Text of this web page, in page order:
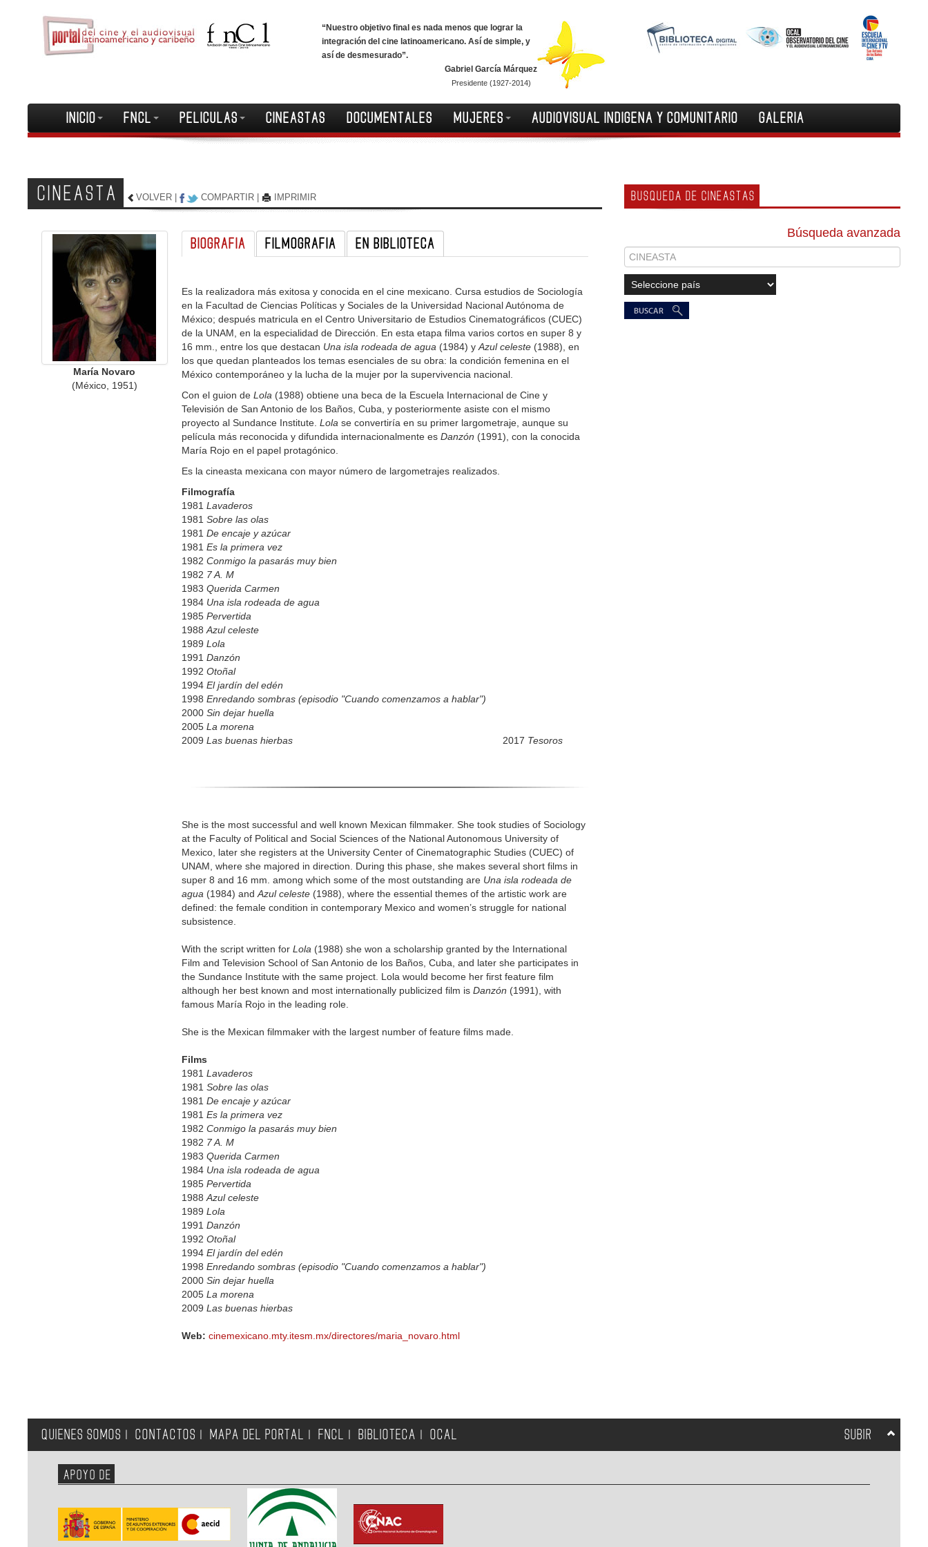
“Nuestro objetivo final es nada menos que lograr la
integración del cine latinoamericano. Así de simple, y
así de desmesurado”.
Gabriel García Márquez
Presidente (1927-2014)
INICIO FNCL PELICULAS CINEASTAS DOCUMENTALES MUJERES AUDIOVISUAL INDIGENA Y COMUNITARIO GALERIA
CINEASTA VOLVER COMPARTIR IMPRIMIR
María Novaro
(México, 1951)
BIOGRAFIA FILMOGRAFIA EN BIBLIOTECA
Es la realizadora más exitosa y conocida en el cine mexicano. Cursa estudios de Sociología
en la Facultad de Ciencias Políticas y Sociales de la Universidad Nacional Autónoma de
México; después matricula en el Centro Universitario de Estudios Cinematográficos (CUEC)
de la UNAM, en la especialidad de Dirección. En esta etapa filma varios cortos en super 8 y
16 mm., entre los que destacan Una isla rodeada de agua (1984) yAzul celeste (1988), en
los que quedan planteados los temas esenciales de su obra: la condición femenina en el
México contemporáneo y la lucha de la mujer por la supervivencia nacional.
Con el guion deLola (1988) obtiene una beca de la Escuela Internacional de Cine y
Televisión de San Antonio de los Baños, Cuba, y posteriormente asiste con el mismo
proyecto al Sundance Institute.Lola se convertiría en su primer largometraje, aunque su
película más reconocida y difundida internacionalmente esDanzón (1991), con la conocida
María Rojo en el papel protagónico.
Es la cineasta mexicana con mayor número de largometrajes realizados.
Filmografía
1981Lavaderos
1981Sobre las olas
1981De encaje y azúcar
1981Es la primera vez
1982Conmigo la pasarás muy bien
1982 7 A. M
1983Querida Carmen
1984 Una isla rodeada de agua
1985Pervertida
1988Azul celeste
1989Lola
1991Danzón
1992Otoñal
1994El jardín del edén
1998Enredando sombras (episodio "Cuando comenzamos a hablar")
2000Sin dejar huella
2005La morena
2009Las buenas hierbas 2017 Tesoros
She is the most successful and well known Mexican filmmaker. She took studies of Sociology
at the Faculty of Political and Social Sciences of the National Autonomous University of
Mexico, later she registers at the University Center of Cinematographic Studies (CUEC) of
UNAM, where she majored in direction. During this phase, she makes several short films in
super 8 and 16 mm. among which some of the most outstanding are Una isla rodeada de
agua (1984) andAzul celeste (1988), where the essential themes of the artistic work are
defined: the female condition in contemporary Mexico and women’s struggle for national
subsistence.
With the script written forLola (1988) she won a scholarship granted by the International
Film and Television School of San Antonio de los Baños, Cuba, and later she participates in
the Sundance Institute with the same project. Lola would become her first feature film
although her best known and most internationally publicized film isDanzón (1991), with
famous María Rojo in the leading role.
She is the Mexican filmmaker with the largest number of feature films made.
Films
1981Lavaderos
1981Sobre las olas
1981De encaje y azúcar
1981Es la primera vez
1982Conmigo la pasarás muy bien
1982 7 A. M
1983Querida Carmen
1984 Una isla rodeada de agua
1985Pervertida
1988Azul celeste
1989Lola
1991Danzón
1992Otoñal
1994El jardín del edén
1998Enredando sombras (episodio "Cuando comenzamos a hablar")
2000Sin dejar huella
2005La morena
2009Las buenas hierbas
Web:cinemexicano.mty.itesm.mx/directores/maria_novaro.html
BUSQUEDA DE CINEASTAS
Búsqueda avanzada
QUIENES SOMOS CONTACTOS MAPA DEL PORTAL FNCL BIBLIOTECA OCAL SUBIR
APOYO DE